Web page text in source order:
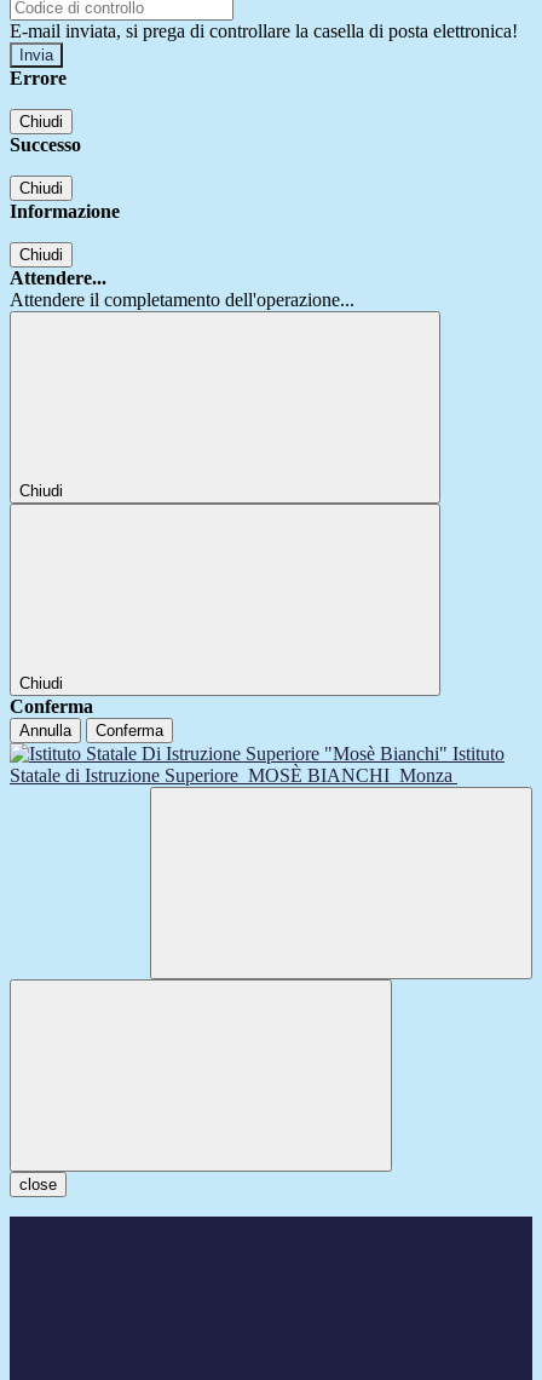
E-mail inviata, si prega di controllare la casella di posta elettronica!
Errore
Chiudi
Successo
Chiudi
Informazione
Chiudi
Attendere...
Attendere il completamento dell'operazione...
Chiudi
Chiudi
Conferma
Annulla Conferma
Istituto
Statale di Istruzione Superiore MOSÈ BIANCHI Monza
close